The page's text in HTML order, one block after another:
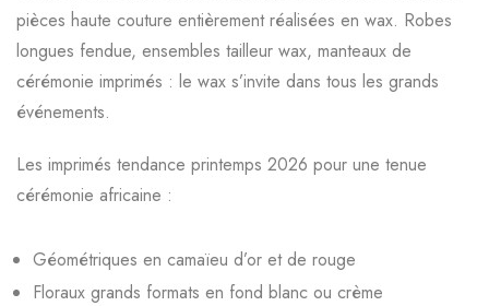
pièces haute couture entièrement réalisées en wax. Robes
longues fendue, ensembles tailleur wax, manteaux de
cérémonie imprimés : le wax s’invite dans tous les grands
événements.
Les imprimés tendance printemps 2026 pour une tenue
cérémonie africaine :
Géométriques en camaïeu d’or et de rouge
Floraux grands formats en fond blanc ou crème